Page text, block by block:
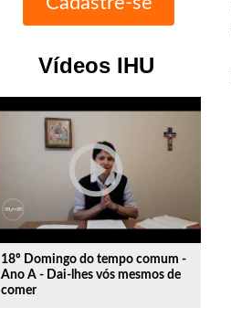
Vídeos IHU
play_circle_outline
18º Domingo do tempo comum -
Ano A - Dai-lhes vós mesmos de
comer